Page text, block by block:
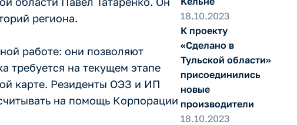
региона.
работе: они позволяют
требуется на текущем этапе
карте. Резиденты ОЭЗ и ИП
на помощь Корпорации
18.10.2023
К проекту
«Сделано в
Тульской области»
присоединились
новые
производители
18.10.2023